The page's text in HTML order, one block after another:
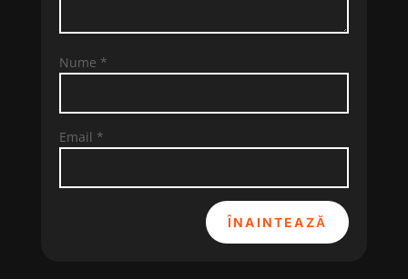
Nume *
Email *
ÎNAINTEAZĂ